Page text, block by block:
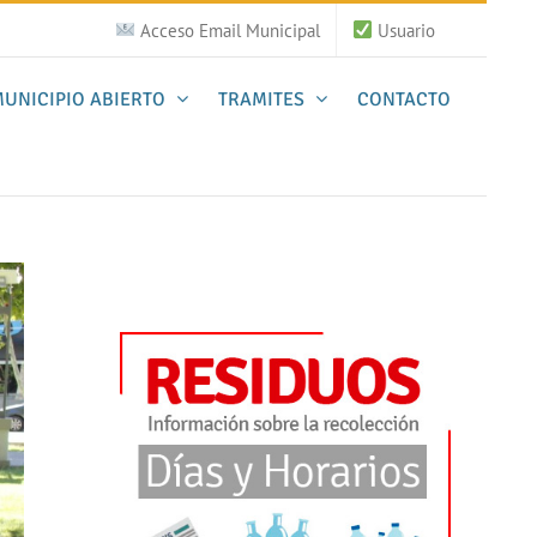
Acceso Email Municipal Usuario
ABIERTO TRAMITES CONTACTO